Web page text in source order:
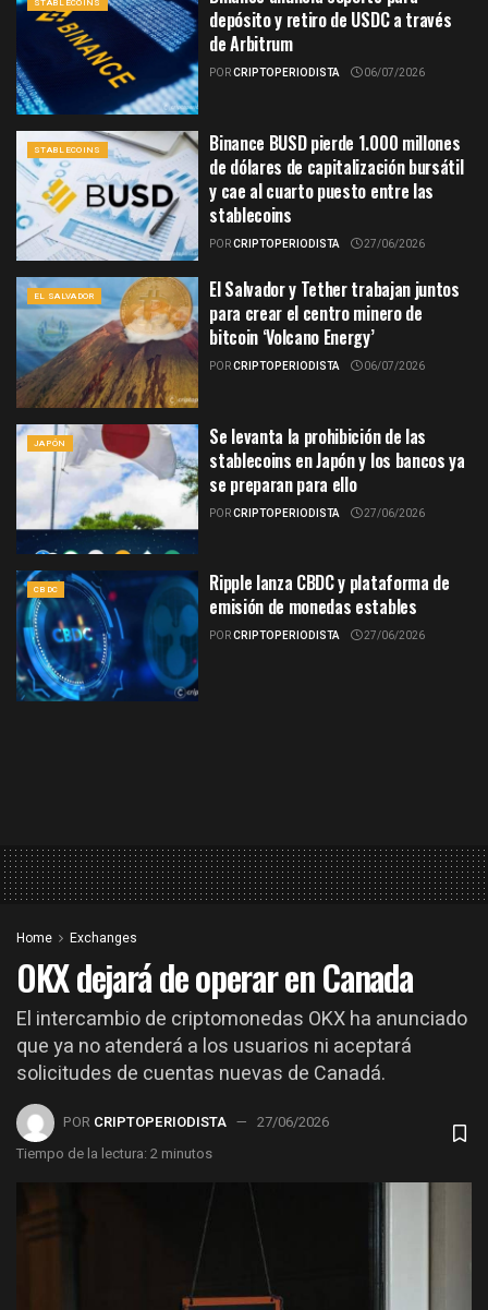
STABLECOINS
depósito y retiro de USDC a través
de Arbitrum
PORCRIPTOPERIODISTA 06/07/2026
STABLECOINS
Binance BUSD pierde 1.000 millones
de dólares de capitalización bursátil
y cae al cuarto puesto entre las
stablecoins
PORCRIPTOPERIODISTA 27/06/2026
EL SALVADOR
El Salvador y Tether trabajan juntos
para crear el centro minero de
bitcoin ‘Volcano Energy’
PORCRIPTOPERIODISTA 06/07/2026
JAPÓN
Se levanta la prohibición de las
stablecoins en Japón y los bancos ya
se preparan para ello
PORCRIPTOPERIODISTA 27/06/2026
CBDC
Ripple lanza CBDC y plataforma de
emisión de monedas estables
PORCRIPTOPERIODISTA 27/06/2026
Home Exchanges
OKX dejará de operar en Canada
El intercambio de criptomonedas OKX ha anunciado
que ya no atenderá a los usuarios ni aceptará
solicitudes de cuentas nuevas de Canadá.
POR CRIPTOPERIODISTA
27/06/2026
Tiempo de la lectura: 2 minutos